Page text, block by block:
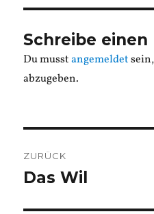
Schreibe
Du musstangemeldet
abzugeben.
ZURÜCK
Vorheriger
Das Wil